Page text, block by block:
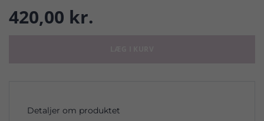
420,00 kr.
Detaljer om produktet